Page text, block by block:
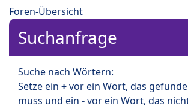
Foren-Übersicht
Suchanfrage
Suche nach Wörtern:
Setze ein +vor ein Wort, das
muss und ein -vor ein Wort, das